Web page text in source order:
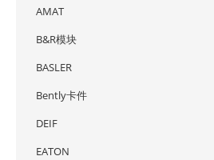
AMAT
B&R模块
BASLER
Bently卡件
DEIF
EATON